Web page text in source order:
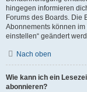
hingegen informieren
Forums des Boards. Die
Abonnements können
einstellen“ geändert
Nach oben
Wie kann ich ein
abonnieren?